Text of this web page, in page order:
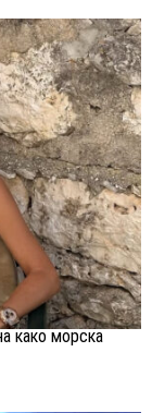
како морска